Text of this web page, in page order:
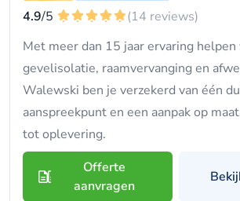
4.9/5
(14 reviews)
Met meer dan 15 jaar ervaring helpen
gevelisolatie, raamvervanging en
Walewski ben je verzekerd van één
aanspreekpunt en een aanpak op
tot oplevering.
Offerte
aanvragen